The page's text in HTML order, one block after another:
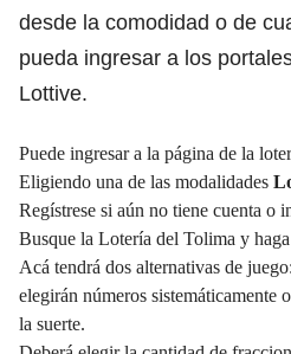
desde la comodidad o de
pueda ingresar a los
Lottive.
Puede ingresar a la página de la
Eligiendo una de las modalidades
Regístrese si aún no tiene cuenta o
Busque la Lotería del Tolima y
Acá tendrá dos alternativas de juego:
elegirán números sistemáticamente o
la suerte.